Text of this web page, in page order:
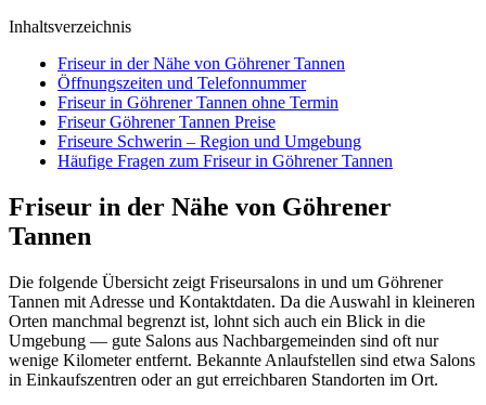
Inhaltsverzeichnis
Friseur in der Nähe von Göhrener Tannen
Öffnungszeiten und Telefonnummer
Friseur in Göhrener Tannen ohne Termin
Friseur Göhrener Tannen Preise
Friseure Schwerin – Region und Umgebung
Häufige Fragen zum Friseur in Göhrener Tannen
Friseur in der Nähe von Göhrener
Tannen
Die folgende Übersicht zeigt Friseursalons in und um Göhrener
Tannen mit Adresse und Kontaktdaten. Da die Auswahl in kleineren
Orten manchmal begrenzt ist, lohnt sich auch ein Blick in die
Umgebung — gute Salons aus Nachbargemeinden sind oft nur
wenige Kilometer entfernt. Bekannte Anlaufstellen sind etwa Salons
in Einkaufszentren oder an gut erreichbaren Standorten im Ort.